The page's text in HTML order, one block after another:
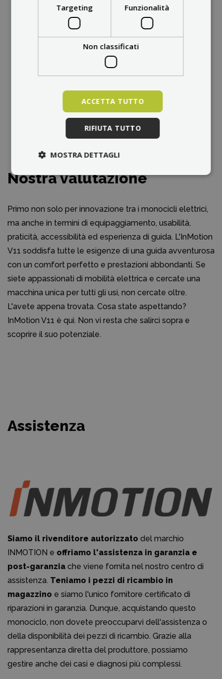
Nostra valutazione
Primo non solo per innovazione tra i monocicli elettrici,
ma anche in termini di equipaggiamento, usabilità,
praticità, accessibilità ed esperienza di guida. L'InMotion
V11 soddisfa tutte le esigenze di una guida avventurosa
con un comfort perfetto e prestazioni abbondanti. Se
siete appassionati di mobilità elettrica e cercate una
macchina unica per tutti gli usi, non cercate oltre.
L'avete appena trovata. Cosa state aspettando?
InMotion V11 è qui. Non vi resta che salirci sopra e
scoprire il suo potenziale.
Assistenza
Siamo il rivenditore autorizzato del marchio
INMOTION e offriamo l'assistenza in garanzia e
post-garanzia che viene fornita nel nostro centro di
assistenza. Teniamo i pezzi di ricambio in
magazzino e siamo l'unico fornitore certificato di
riparazioni in garanzia. Dunque, acquistando questo
monociclo, non dovete preoccuparvi dell'assistenza o
della disponibilità dei pezzi di ricambio. Grazie alla
rappresentanza diretta del produttore, possiamo
gestire anche dei casi e diagnosi più complessi.
Targeting Funzionalità
Non classificati
ACCETTA TUTTO
RIFIUTA TUTTO
MOSTRA DETTAGLI